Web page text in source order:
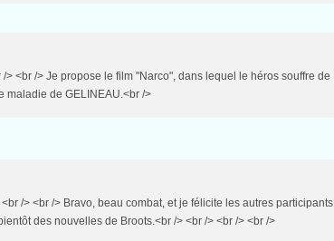
> <br /> Je propose le film "Narco", dans lequel le héros souffre de
maladie de GELINEAU.<br />
/> <br /> Bravo, beau combat, et je félicite les autres participants
des nouvelles de Broots.<br /> <br /> <br /> <br />